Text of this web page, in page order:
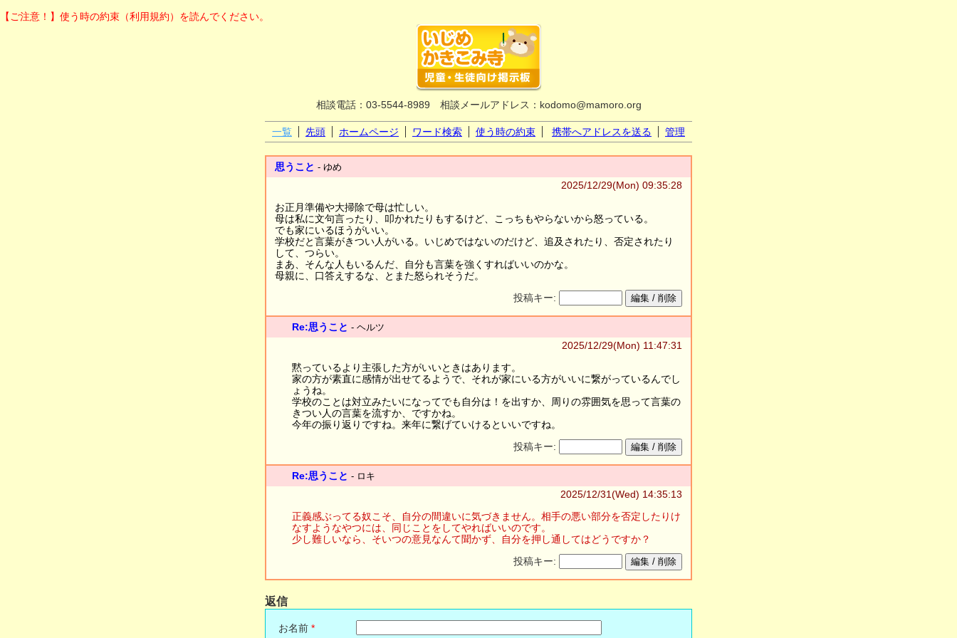
【ご注意！】使う時の約束（利用規約）を読んでください。
相談電話：03-5544-8989 相談メールアドレス：kodomo@mamoro.org
一覧 先頭 ホームページ ワード検索 使う時の約束 携帯へアドレスを送る 管理
思うこと - ゆめ
2025/12/29(Mon) 09:35:28
お正月準備や大掃除で母は忙しい。
母は私に文句言ったり、叩かれたりもするけど、こっちもやらないから怒っている。
でも家にいるほうがいい。
学校だと言葉がきつい人がいる。いじめではないのだけど、追及されたり、否定されたり
して、つらい。
まあ、そんな人もいるんだ、自分も言葉を強くすればいいのかな。
母親に、口答えするな、とまた怒られそうだ。
投稿キー:
編集 / 削除
Re:思うこと - ヘルツ
2025/12/29(Mon) 11:47:31
黙っているより主張した方がいいときはあります。
家の方が素直に感情が出せてるようで、それが家にいる方がいいに繋がっているんでし
ょうね。
学校のことは対立みたいになってでも自分は！を出すか、周りの雰囲気を思って言葉の
きつい人の言葉を流すか、ですかね。
今年の振り返りですね。来年に繋げていけるといいですね。
投稿キー:
編集 / 削除
Re:思うこと - ロキ
2025/12/31(Wed) 14:35:13
正義感ぶってる奴こそ、自分の間違いに気づきません。相手の悪い部分を否定したりけ
なすようなやつには、同じことをしてやればいいのです。
少し難しいなら、そいつの意見なんて聞かず、自分を押し通してはどうですか？
投稿キー:
編集 / 削除
返信
お名前 *